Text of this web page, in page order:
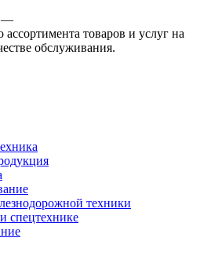
—
товаров и услуг на
обслуживания.
техники
спецтехнике